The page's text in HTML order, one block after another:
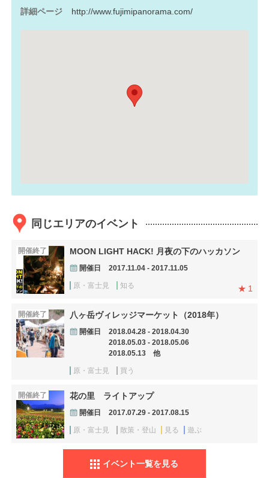
詳細ページ
http://www.fujimipanorama.com/
同じエリアのイベント
開催終了 MOON LIGHT HACK! 月夜の下のハッカソン
開催日 2017.11.04 - 2017.11.05
原・富士見 知る 1
開催終了 八ヶ岳ヴィレッジマーケット（2018年）
開催日
2018.04.28 - 2018.04.30
2018.05.03 - 2018.05.06
2018.05.13 他
原・富士見 買う
開催終了 花の里 ライトアップ
開催日 2017.07.29 - 2017.08.15
原・富士見 散策・登山 見る 遊ぶ
イベント一覧を見る